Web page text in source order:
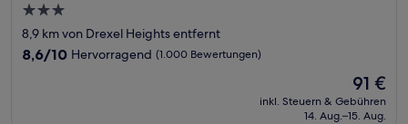
3.0-
Sterne-
Unterkunft
8,9 km von Drexel Heights entfernt
8.6
8,6/10 Hervorragend (1.000 Bewertungen)
Der
Preis
beträgt
91 €
inkl. Steuern & Gebühren
14. Aug.–15. Aug.